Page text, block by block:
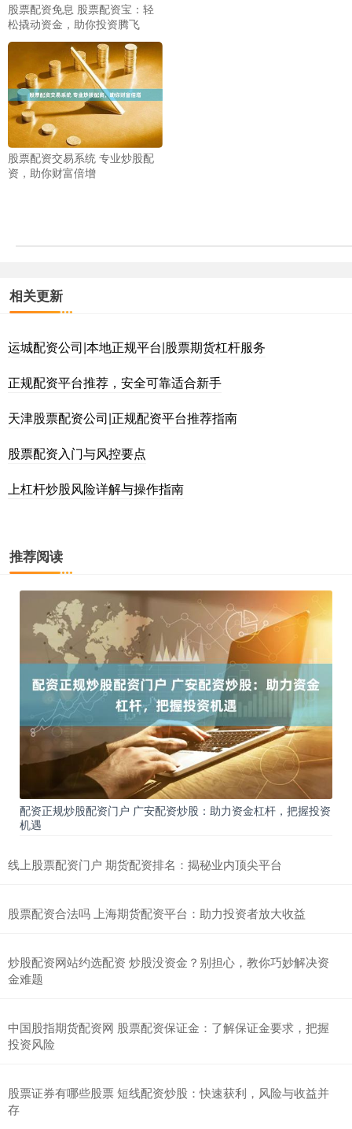
股票配资免息 股票配资宝：轻
松撬动资金，助你投资腾飞
股票配资交易系统 专业炒股配
资，助你财富倍增
相关更新
运城配资公司|本地正规平台|股票期货杠杆服务
正规配资平台推荐，安全可靠适合新手
天津股票配资公司|正规配资平台推荐指南
股票配资入门与风控要点
上杠杆炒股风险详解与操作指南
推荐阅读
配资正规炒股配资门户 广安配资炒股：助力资金杠杆，把握投资
机遇
线上股票配资门户 期货配资排名：揭秘业内顶尖平台
股票配资合法吗 上海期货配资平台：助力投资者放大收益
炒股配资网站约选配资 炒股没资金？别担心，教你巧妙解决资
金难题
中国股指期货配资网 股票配资保证金：了解保证金要求，把握
投资风险
股票证券有哪些股票 短线配资炒股：快速获利，风险与收益并
存